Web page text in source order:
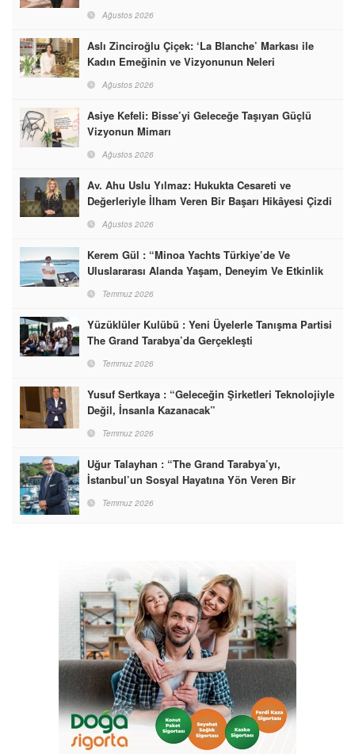
Ağustos 2026
Aslı Zinciroğlu Çiçek: ‘La Blanche’ Markası ile
Kadın Emeğinin ve Vizyonunun Neleri
Ağustos 2026
Asiye Kefeli: Bisse’yi Geleceğe Taşıyan Güçlü
Vizyonun Mimarı
Ağustos 2026
Av. Ahu Uslu Yılmaz: Hukukta Cesareti ve
Değerleriyle İlham Veren Bir Başarı Hikâyesi Çizdi
Ağustos 2026
Kerem Gül : “Minoa Yachts Türkiye’de Ve
Uluslararası Alanda Yaşam, Deneyim Ve Etkinlik
Temmuz 2026
Yüzüklüler Kulübü : Yeni Üyelerle Tanışma Partisi
The Grand Tarabya’da Gerçekleşti
Temmuz 2026
Yusuf Sertkaya : “Geleceğin Şirketleri Teknolojiyle
Değil, İnsanla Kazanacak”
Temmuz 2026
Uğur Talayhan : “The Grand Tarabya’yı,
İstanbul’un Sosyal Hayatına Yön Veren Bir
Temmuz 2026